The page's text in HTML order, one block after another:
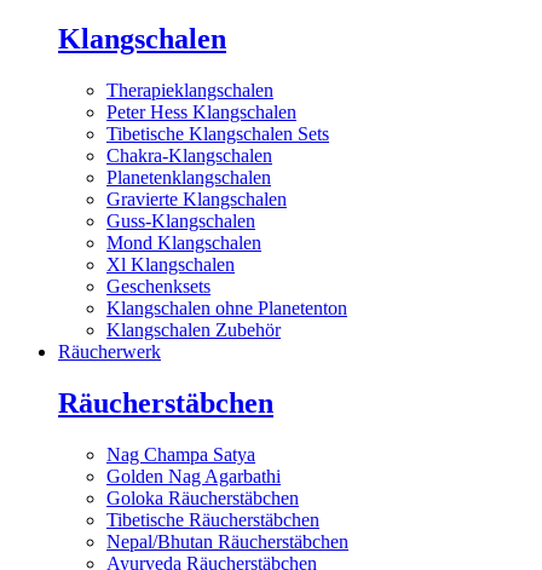
Klangschalen
Therapieklangschalen
Peter Hess Klangschalen
Tibetische Klangschalen Sets
Chakra-Klangschalen
Planetenklangschalen
Gravierte Klangschalen
Guss-Klangschalen
Mond Klangschalen
Xl Klangschalen
Geschenksets
Klangschalen ohne Planetenton
Klangschalen Zubehör
Räucherwerk
Räucherstäbchen
Nag Champa Satya
Golden Nag Agarbathi
Goloka Räucherstäbchen
Tibetische Räucherstäbchen
Nepal/Bhutan Räucherstäbchen
Ayurveda Räucherstäbchen